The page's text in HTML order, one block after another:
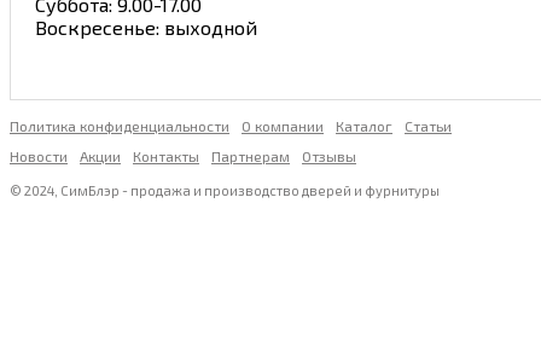
Суббота: 9.00-17.00
Воскресенье: выходной
Политика конфиденциальности О компании Каталог
Статьи
Новости
Акции Контакты Партнерам Отзывы
© 2024, СимБлэр - продажа и производство дверей и фурнитуры